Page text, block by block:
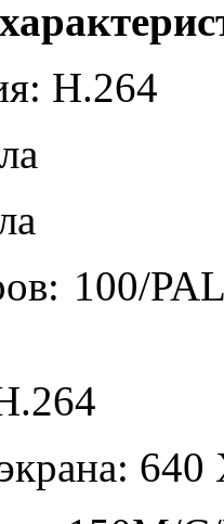
H.264
100/